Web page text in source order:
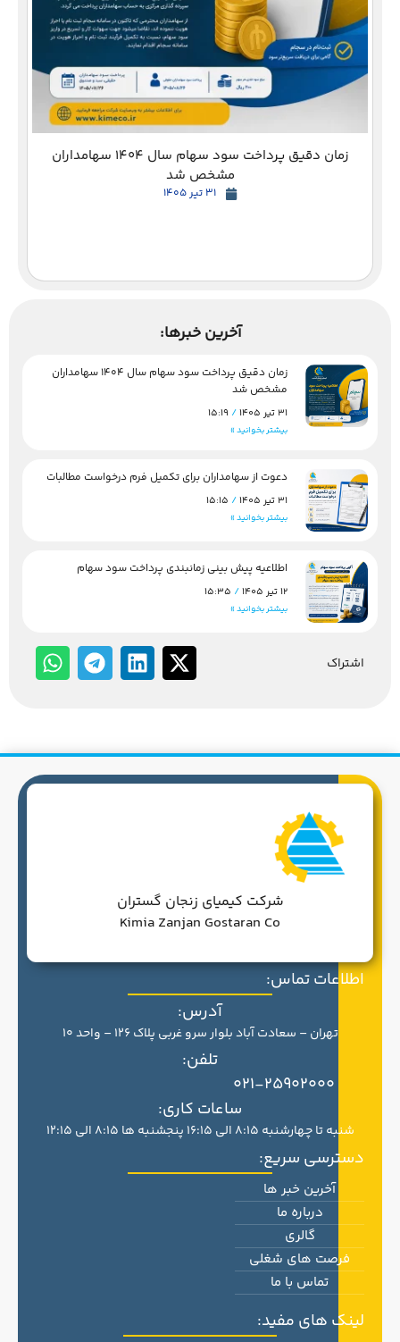
زمان دقیق پرداخت سود سهام سال 1404 سهامداران
مشخص شد
31 تیر 1405
اشتراک
آخرین خبرها:
زمان دقیق پرداخت سود سهام سال 1404 سهامداران
مشخص شد
31 تیر 1405
بیشتر بخوانید »
دعوت از سهامداران برای تکمیل فرم درخواست مطالبات
31 تیر 1405
بیشتر بخوانید »
اطلاعیه پیش بینی زمانبندی پرداخت سود سهام
12 تیر 1405
بیشتر بخوانید »
اطلاعات تماس:
آدرس:
تهران – سعادت آباد بلوار سرو غربی پلاک 126 – واحد 10
تلفن:
021-25902000
ساعات کاری:
شنبه تا چهارشنبه 8:15 الی 16:15 پنجشنبه ها 8:15 الی 12:15
دسترسی سریع:
آخرین خبر ها
درباره ما
گالری
فرصت های شغلی
تماس با ما
لینک های مفید:
شرکت کیمیای زنجان گستران
Kimia Zanjan Gostaran Co